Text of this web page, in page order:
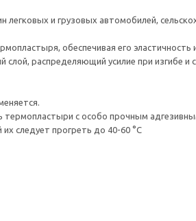
и грузовых автомобилей,
обеспечивая его эластичность
распределяющий усилие при изгибе
с особо прочным
следует прогреть до 40-60 °С